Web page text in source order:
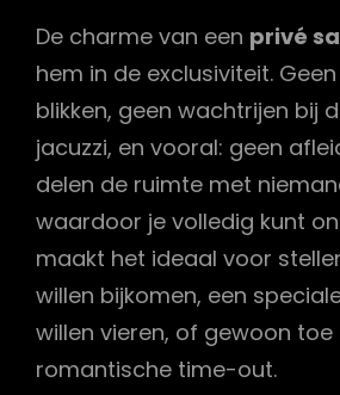
De charme van een privé
hem in de exclusiviteit.
blikken, geen wachtrijen bij
jacuzzi, en vooral: geen
delen de ruimte met
waardoor je volledig kunt
maakt het ideaal voor
willen bijkomen, een
willen vieren, of gewoon toe
romantische time-out.